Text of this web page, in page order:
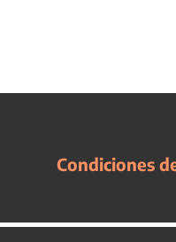
Condiciones